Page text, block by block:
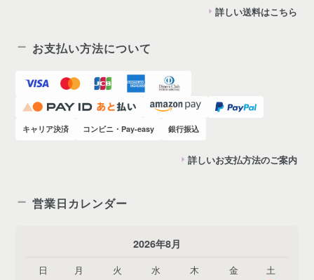
詳しい送料はこちら
お支払い方法について
キャリア決済 コンビニ・Pay-easy 銀行振込
詳しいお支払方法のご案内
営業日カレンダー
2026年8月
日 月 火 水 木 金 土